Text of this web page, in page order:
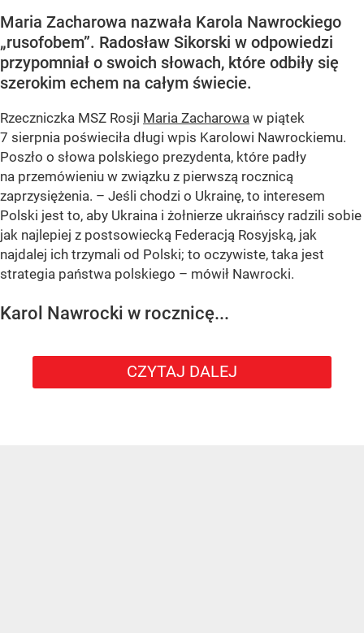
Maria Zacharowa nazwała Karola Nawrockiego
„rusofobem”. Radosław Sikorski w odpowiedzi
przypomniał o swoich słowach, które odbiły się
szerokim echem na całym świecie.
Rzeczniczka MSZ Rosji Maria Zacharowa w piątek
7 sierpnia poświeciła długi wpis Karolowi Nawrockiemu.
Poszło o słowa polskiego prezydenta, które padły
na przemówieniu w związku z pierwszą rocznicą
zaprzysiężenia. – Jeśli chodzi o Ukrainę, to interesem
Polski jest to, aby Ukraina i żołnierze ukraińscy radzili sobie
jak najlepiej z postsowiecką Federacją Rosyjską, jak
najdalej ich trzymali od Polski; to oczywiste, taka jest
strategia państwa polskiego – mówił Nawrocki.
Karol Nawrocki w rocznicę...
CZYTAJ DALEJ